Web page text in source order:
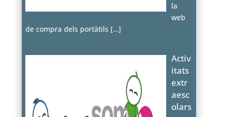
la
web
de compra dels portàtils […]
Activ
itats
extr
aesc
olars